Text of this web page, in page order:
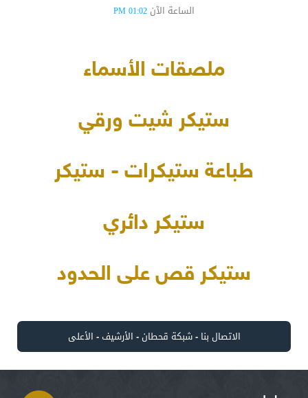
الساعة الآن 01:02 PM
ملصقات الأسماء
ستيكر شيت ورقي
طباعة ستيكرات - ستيكر
ستيكر دائري
ستيكر قص على الحدود
الاتصال بنا -شبكة قحطان- الأرشيف- الأعلى